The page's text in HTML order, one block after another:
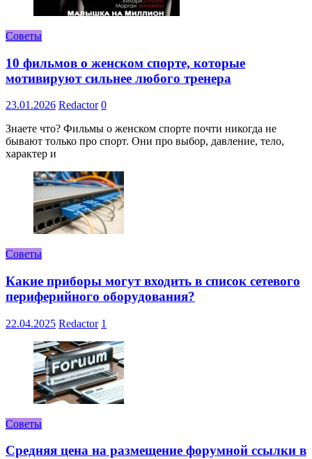
Советы
10 фильмов о женском спорте, которые
мотивируют сильнее любого тренера
23.01.2026 Redactor 0
Знаете что? Фильмы о женском спорте почти никогда не
бывают только про спорт. Они про выбор, давление, тело,
характер и
Советы
Какие приборы могут входить в список сетевого
периферийного оборудования?
22.04.2025 Redactor 1
Советы
Средняя цена на размещение форумной ссылки в